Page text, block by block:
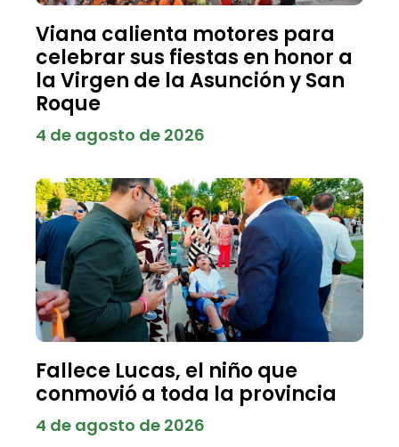
Viana calienta motores para
celebrar sus fiestas en honor a
la Virgen de la Asunción y San
Roque
4 de agosto de 2026
Fallece Lucas, el niño que
conmovió a toda la provincia
4 de agosto de 2026